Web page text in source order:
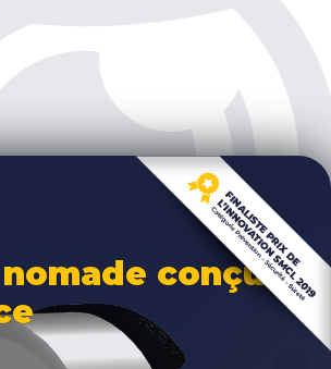
conçue